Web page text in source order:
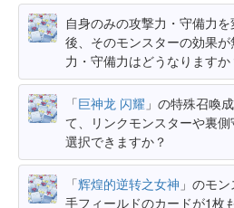
自身のみの攻撃力・守備力
後、そのモンスターの効果
力・守備力はどうなりますか
「巨神龙 闪耀 」の特殊召喚
て、リンクモンスターや裏
選択できますか？
「辉煌的逆转之女神 」のモ
手フィールドのカードが1枚